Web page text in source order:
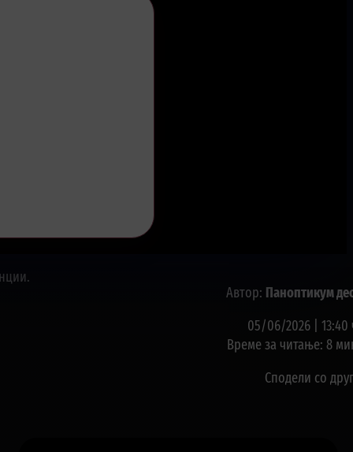
Автор: Паноптикум
05/06/2026 | 13:40
Време за читање: 8
Сподели со